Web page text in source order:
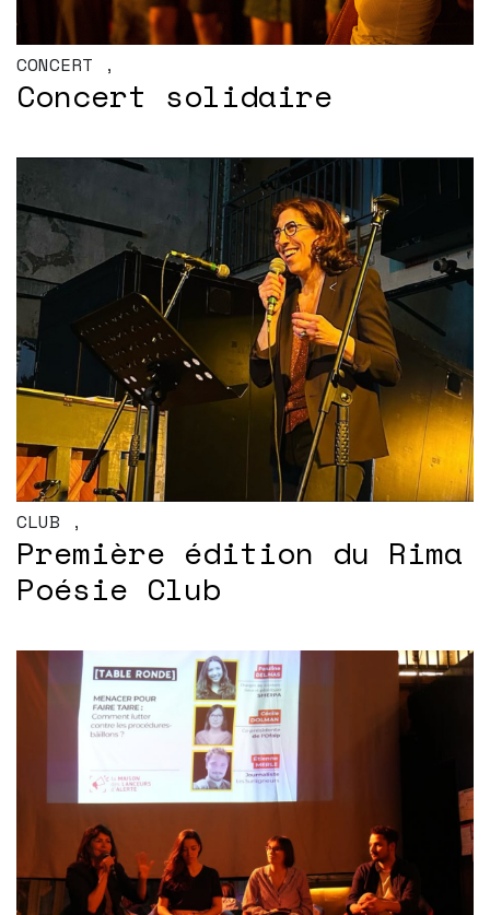
CONCERT ,
Concert solidaire
CLUB ,
Première édition du Rima
Poésie Club